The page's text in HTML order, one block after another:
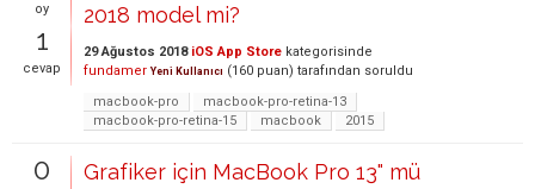
oy
1
cevap
2018 model mi?
29 Ağustos 2018 iOS App Store kategorisinde
fundamer Yeni Kullanıcı (160 puan) tarafından soruldu
macbook-pro
macbook-pro-retina-13
macbook-pro-retina-15
macbook 2015
0
Grafiker için MacBook Pro 13" mü